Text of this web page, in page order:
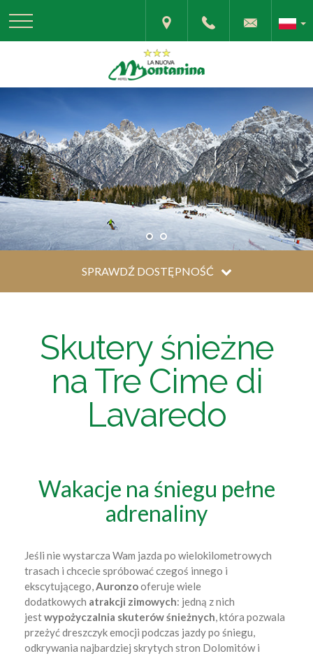
SPRAWDŹ DOSTĘPNOŚĆ
Skutery śnieżne
na Tre Cime di
Lavaredo
Wakacje na śniegu pełne
adrenaliny
Jeśli nie wystarcza Wam jazda po wielokilometrowych
trasach i chcecie spróbować czegoś innego i
ekscytującego,Auronzooferuje wiele
dodatkowych atrakcji zimowych: jedną z nich
jestwypożyczalnia skuterów śnieżnych, która pozwala
przeżyć dreszczyk emocji podczas jazdy po śniegu,
odkrywania najbardziej skrytych stron Dolomitów i